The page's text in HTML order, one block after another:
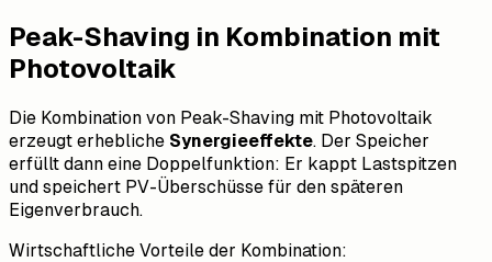
Peak-Shaving in Kombination mit
Photovoltaik
Die Kombination von Peak-Shaving mit Photovoltaik
erzeugt erhebliche Synergieeffekte. Der Speicher
erfüllt dann eine Doppelfunktion: Er kappt Lastspitzen
und speichert PV-Überschüsse für den späteren
Eigenverbrauch.
Wirtschaftliche Vorteile der Kombination: